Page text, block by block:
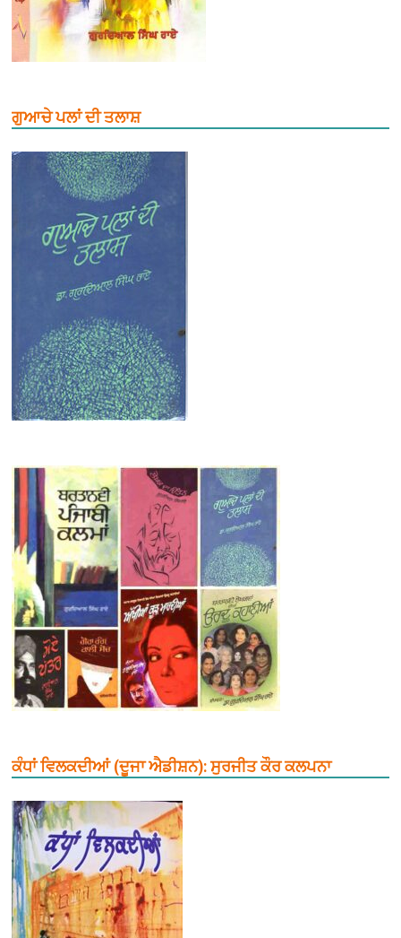
ਗੁਆਚੇ ਪਲਾਂ ਦੀ ਤਲਾਸ਼
ਕੰਧਾਂ ਵਿਲਕਦੀਆਂ (ਦੂਜਾ ਐਡੀਸ਼ਨ): ਸੁਰਜੀਤ ਕੌਰ ਕਲਪਨਾ